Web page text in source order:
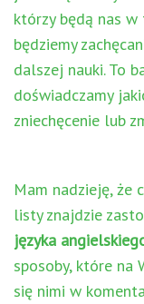
którzy będą nas
będziemy
dalszej nauki. To
doświadczamy
zniechęcenie lub
Mam nadzieję, że
listy znajdzie
języka
sposoby, które na
się nimi w